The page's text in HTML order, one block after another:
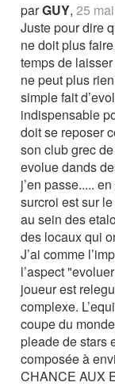
parGUY,25
Juste pour dire
ne doit plus
temps de
ne peut plus
simple fait
indispensable
doit se reposer
son club grec
evolue dands
j’en passe.....
surcroi est sur
au sein des
des locaux qui
J’ai comme
l’aspect
joueur est
complexe.
coupe du
pleade de stars
composée à
CHANCE AUX